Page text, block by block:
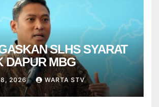
SLHS SYARAT
DAPUR MBG
8, 2026 WARTA STV